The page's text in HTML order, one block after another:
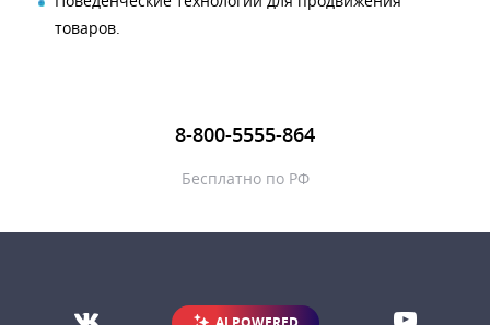
товаров.
8-800-5555-864
Бесплатно по РФ